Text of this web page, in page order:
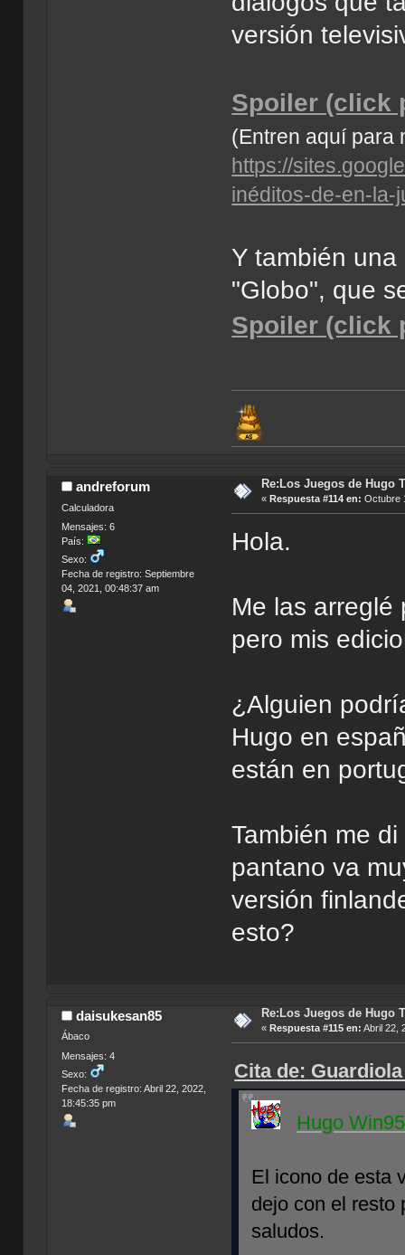
versión
Spoiler (click
(Entren aquí para
https://
inéditos-de-en-la-
Y también
"Globo", que
Spoiler (click
andreforum
Calculadora
Mensajes: 6
País:
Sexo:
Fecha de registro: Septiembre
04, 2021, 00:48:37 am
Re:Los Juegos de Hugo
« Respuesta #114 en: Octubre
Hola.
Me las arreglé
pero mis
¿Alguien
Hugo en
están en
También me
pantano va
versión
esto?
daisukesan85
Ábaco
Mensajes: 4
Sexo:
Fecha de registro: Abril 22, 2022,
18:45:35 pm
Re:Los Juegos de Hugo
« Respuesta #115 en: Abril 22,
Cita de:
Hugo
El icono de esta
dejo con el resto
saludos.